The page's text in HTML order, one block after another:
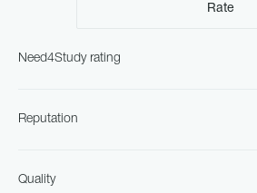
Rate
Need4Study rating
Reputation
Quality